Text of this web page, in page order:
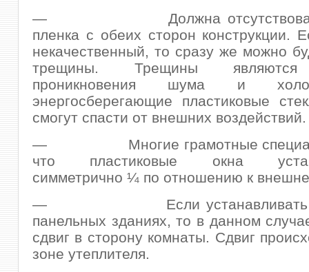
— Должна отсутствовать
пленка с обеих сторон конструкции.
некачественный, то сразу же можно
трещины. Трещины являются
проникновения шума и
энергосберегающие пластиковые
смогут спасти от внешних воздействий.
— Многие грамотные
что пластиковые окна
симметрично ¼ по отношению к
— Если устанавливать
панельных зданиях, то в данном
сдвиг в сторону комнаты. Сдвиг
зоне утеплителя.